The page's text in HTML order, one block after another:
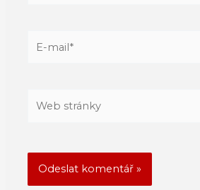
mail*
stránky